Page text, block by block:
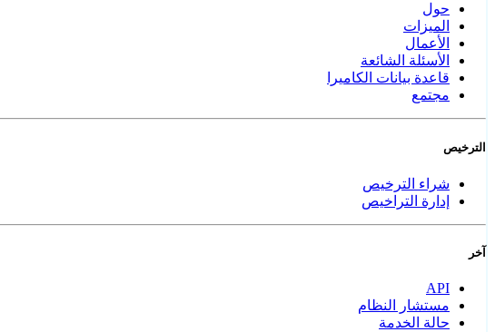
حول
الميزات
الأعمال
الأسئلة الشائعة
قاعدة بيانات الكاميرا
مجتمع
الترخيص
شراء الترخيص
إدارة التراخيص
آخر
API
مستشار النظام
حالة الخدمة